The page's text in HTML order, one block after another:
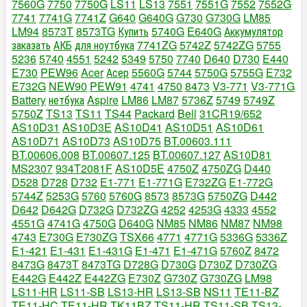
7560G7750 7750G LS11 LS13 7551 7551G75527552G
7741 7741G7741ZG640 G640GG730 G730G LM85
LM948573T8573TG Купить 5740G E640GАккумулятор
заказать АКБ для ноутбука7741ZG5742Z5742ZG5755
52365740 4551 524253495750 7740 D640 D730 E440
E730 PEW96AcerАсер5560G57445750G5755G E732
E732G NEW90 PEW91 4741 4750 8473 V3-771 V3-771G
BatteryнетбукаAspire LM86 LM875736Z57495749Z
5750ZTS13 TS11 TS44 Packard Bell 31CR19/652
AS10D31 AS10D3E AS10D41 AS10D51 AS10D61
AS10D71 AS10D73 AS10D75 BT.00603.111
BT.00606.008 BT.00607.125 BT.00607.127AS10D81
MS2307934T2081FAS10D5E 4750Z4750ZG D440
D528 D728 D732 E1-771 E1-771G E732ZG E1-772G
5744Z5253G5760 5760G8573 8573G5750ZG D442
D642 D642G D732G D732ZG42524253G4333 4552
4551G4741G4750G D640G NM85 NM86 NM87 NM98
4743 E730G E730ZGTSX664771 4771G5336G5336Z
E1-421 E1-431 E1-431G E1-471 E1-471G5760Z8472
8473G8473T8473TG D728G D730G D730Z D730ZG
E442G E442Z E442ZG E730ZG730ZG730ZG LM98
LS11-HR LS11-SB LS13-HR LS13-SB NS11 TE11-BZ